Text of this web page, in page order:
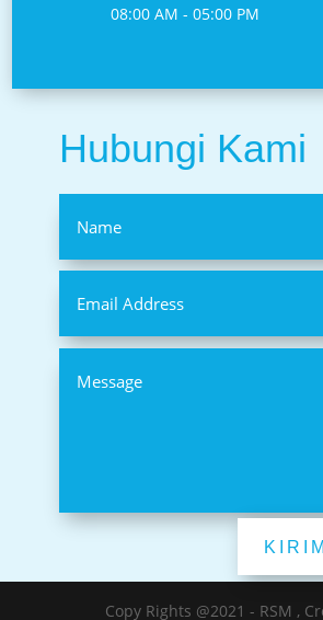
08:00 AM - 05:00 PM
Hubungi Kami
Copy Rights @2021 - RSM ,